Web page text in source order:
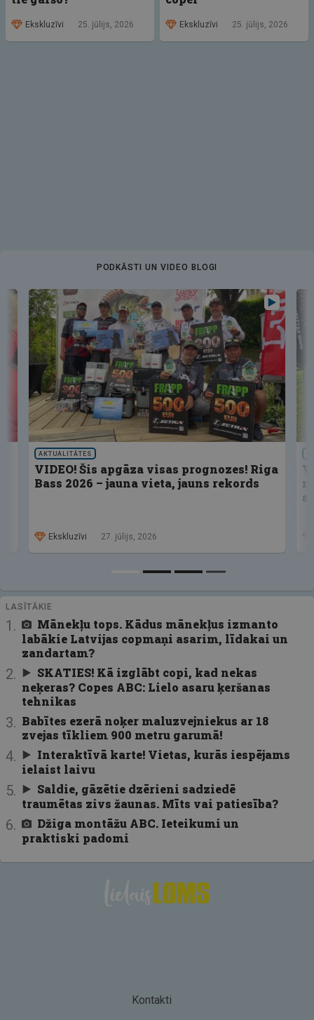
Ekskluzīvi 25. jūlijs, 2026 Ekskluzīvi 25. jūlijs, 2026
PODKĀSTI UN VIDEO BLOGI
AKTUALITĀTES
VIDEO! Šis apgāza visas prognozes! Riga
Bass 2026 – jauna vieta, jauns rekords
Ekskluzīvi 27. jūlijs, 2026
LASĪTĀKIE
Mānekļu tops. Kādus mānekļus izmanto
labākie Latvijas copmaņi asarim, līdakai un
zandartam?
SKATIES! Kā izglābt copi, kad nekas
neķeras? Copes ABC: Lielo asaru ķeršanas
tehnikas
Babītes ezerā noķer maluzvejniekus ar 18
zvejas tīkliem 900 metru garumā!
Interaktīvā karte! Vietas, kurās iespējams
ielaist laivu
Saldie, gāzētie dzērieni sadziedē
traumētas zivs žaunas. Mīts vai patiesība?
Džiga montāžu ABC. Ieteikumi un
praktiski padomi
Kontakti